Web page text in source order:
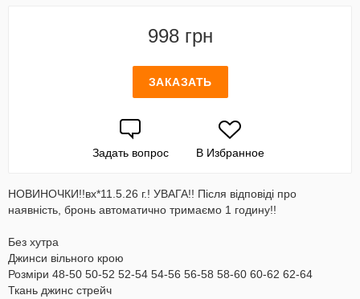
998 грн
ЗАКАЗАТЬ
Задать вопрос В Избранное
НОВИНОЧКИ!!вх*11.5.26 г.! УВАГА!! Після відповіді про
наявність, бронь автоматично тримаємо 1 годину!!
Без хутра
Джинси вільного крою
Розміри 48-50 50-52 52-54 54-56 56-58 58-60 60-62 62-64
Ткань джинс стрейч